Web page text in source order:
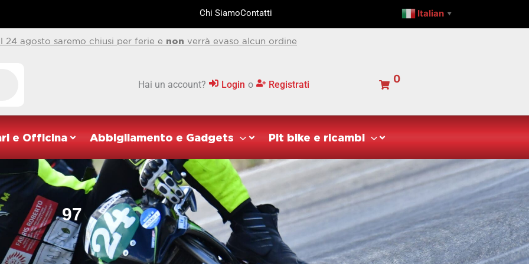
Chi SiamoContatti Italian ▼
24 agosto saremo chiusi per ferie e non verrà evaso alcun ordine
Hai un account? Login o Registrati 0
e Officina Abbigliamento e Gadgets Pit bike e ricambi
97